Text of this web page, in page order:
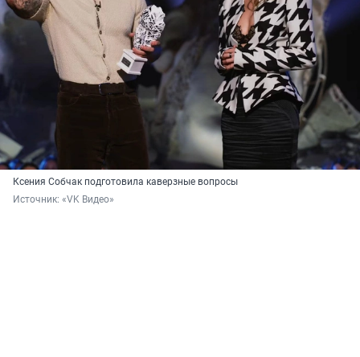
Ксения Собчак подготовила каверзные вопросы
Источник: «VK Видео»